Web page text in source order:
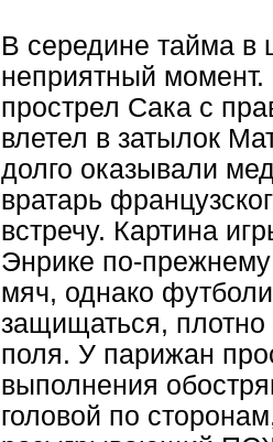
В середине тайма
неприятный
прострел Сака с
влетел в затылок
долго оказывали
вратарь
встречу. Картина
Энрике по-
мяч, однако
защищаться,
поля. У парижан
выполнения
головой по